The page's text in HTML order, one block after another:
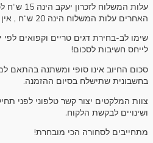
עלות
האחרים עלות המשלוח הינה 20 ש“ח , אין מינימום הזמנה
שימו לב-בחירת דגים טריים וקפואים לפי
לייחס חשיבות לסכום!
סכום החיוב אינו סופי ומשתנה בהתאם
בחשבונית שתישלח בסיום ההזמנה.
צוות המלקטים יצור קשר טלפוני לפני
ושינויים לבקשת הלקוח.
מתחייבים לסחורה הכי מובחרת!